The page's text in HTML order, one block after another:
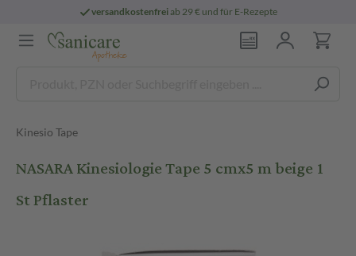
versandkostenfreiab 29 € und für E-Rezepte
Kinesio Tape
NASARA Kinesiologie Tape 5 cmx5 m beige 1
St Pflaster